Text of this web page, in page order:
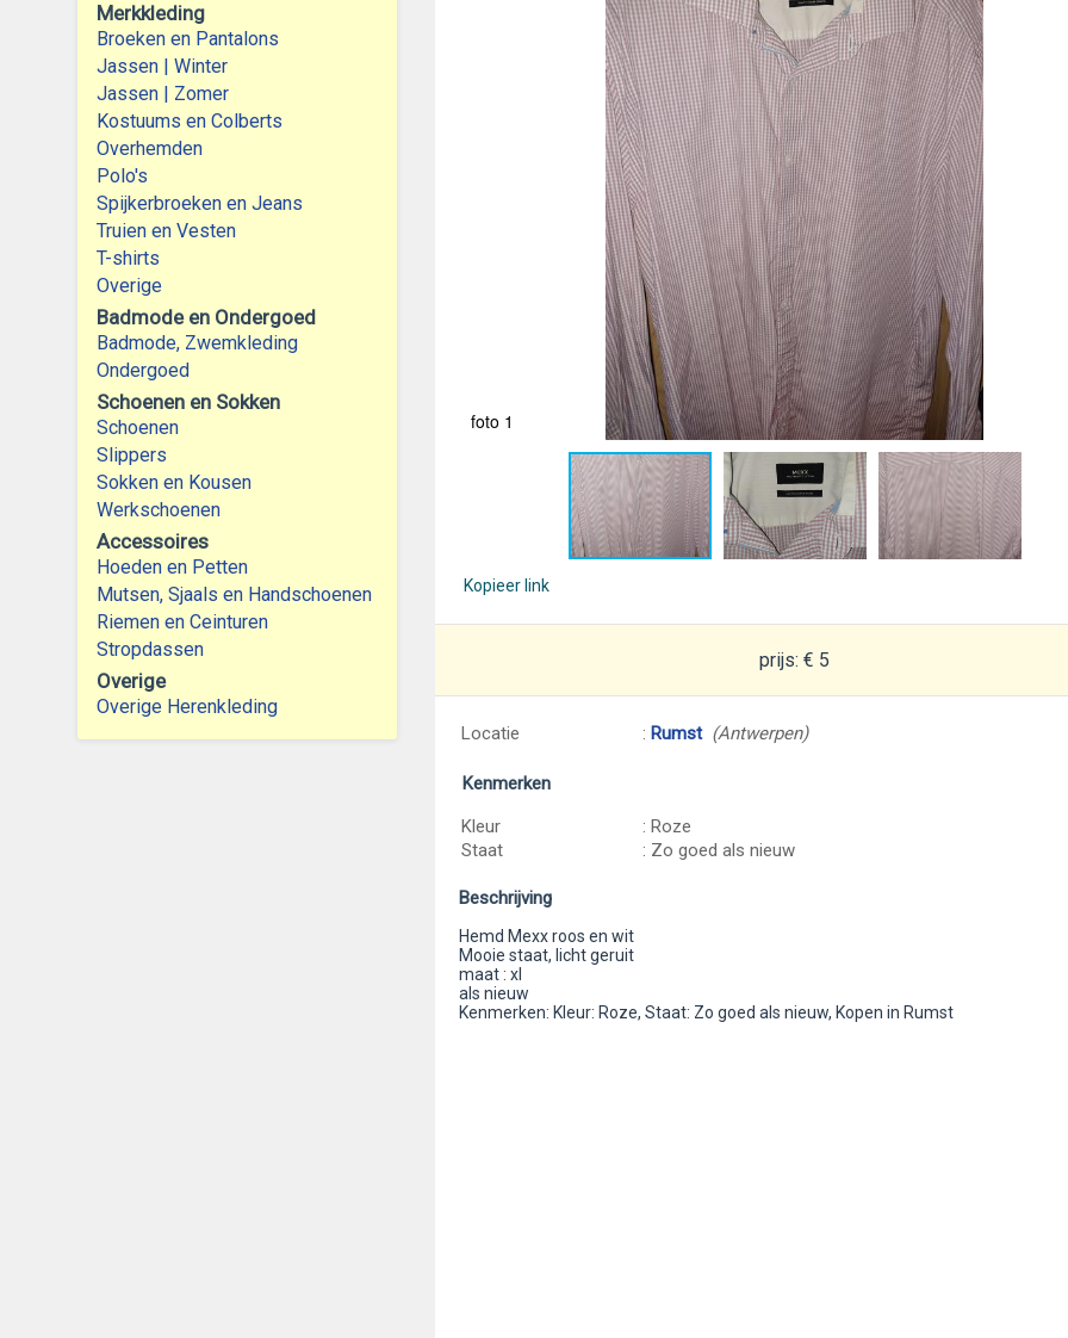
Merkkleding
Broeken en Pantalons
Jassen | Winter
Jassen | Zomer
Kostuums en Colberts
Overhemden
Polo's
Spijkerbroeken en Jeans
Truien en Vesten
T-shirts
Overige
Badmode en Ondergoed
Badmode, Zwemkleding
Ondergoed
Schoenen en Sokken
Schoenen
Slippers
Sokken en Kousen
Werkschoenen
Accessoires
Hoeden en Petten
Mutsen, Sjaals en Handschoenen
Riemen en Ceinturen
Stropdassen
Overige
Overige Herenkleding
foto 1
Kopieer link
prijs: € 5
Locatie : Rumst (Antwerpen)
Kenmerken
Kleur
: Roze
Staat
: Zo goed als nieuw
Beschrijving
Hemd Mexx roos en wit
Mooie staat, licht geruit
maat : xl
als nieuw
Kenmerken: Kleur: Roze, Staat: Zo goed als nieuw, Kopen in Rumst